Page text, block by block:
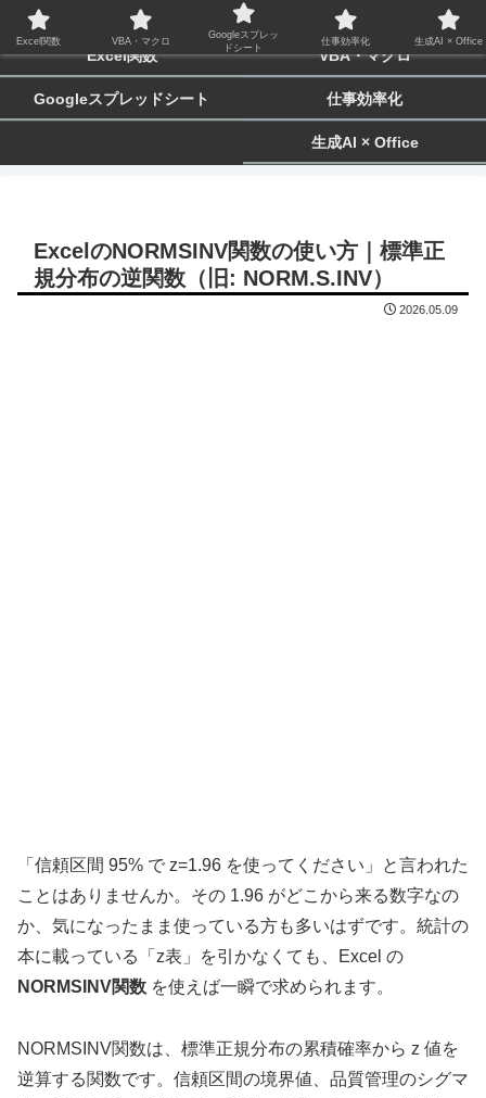
biz-tactics
Excel関数 VBA・マクロ
Googleスプレッドシート 仕事効率化
生成AI × Office
ExcelのNORMSINV関数の使い方｜標準正
規分布の逆関数（旧: NORM.S.INV）
2026.05.09
「信頼区間 95% で z=1.96 を使ってください」と言われた
ことはありませんか。その 1.96 がどこから来る数字なの
か、気になったまま使っている方も多いはずです。統計の
本に載っている「z表」を引かなくても、Excel の
NORMSINV関数 を使えば一瞬で求められます。
NORMSINV関数は、標準正規分布の累積確率から z 値を
逆算する関数です。信頼区間の境界値、品質管理のシグマ
Excel関数 VBA・マクロ
Googleスプレッ
ドシート
仕事効率化 生成AI × Office